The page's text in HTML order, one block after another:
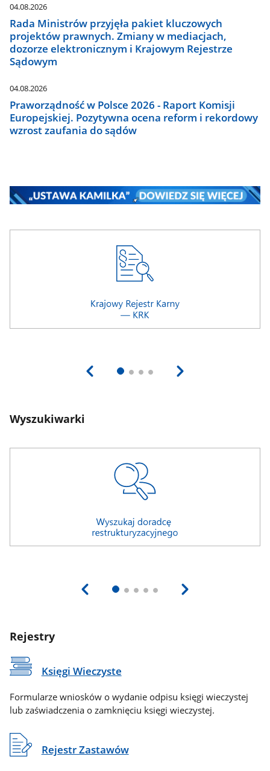
04.08.2026
Rada Ministrów przyjęła pakiet kluczowych
projektów prawnych. Zmiany w mediacjach,
dozorze elektronicznym i Krajowym Rejestrze
Sądowym
04.08.2026
Praworządność w Polsce 2026 - Raport Komisji
Europejskiej. Pozytywna ocena reform i rekordowy
wzrost zaufania do sądów
Wyszukiwarki
Rejestry
Księgi Wieczyste
Formularze wniosków o wydanie odpisu księgi wieczystej
lub zaświadczenia o zamknięciu księgi wieczystej.
Rejestr Zastawów